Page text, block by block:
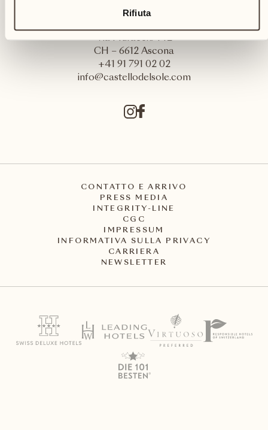
Rifiuta
Via Muraccio 142
CH – 6612 Ascona
+41 91 791 02 02
info@castellodelsole.com
CONTATTO E ARRIVO
PRESS MEDIA
INTEGRITY-LINE
CGC
IMPRESSUM
INFORMATIVA SULLA PRIVACY
CARRIERA
NEWSLETTER